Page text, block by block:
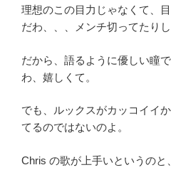
理想のこの目力じゃなくて、
だわ、、、メンチ切ってたりし
だから、語るように優しい瞳
わ、嬉しくて。
でも、ルックスがカッコイイ
てるのではないのよ。
Chris の歌が上手いというの